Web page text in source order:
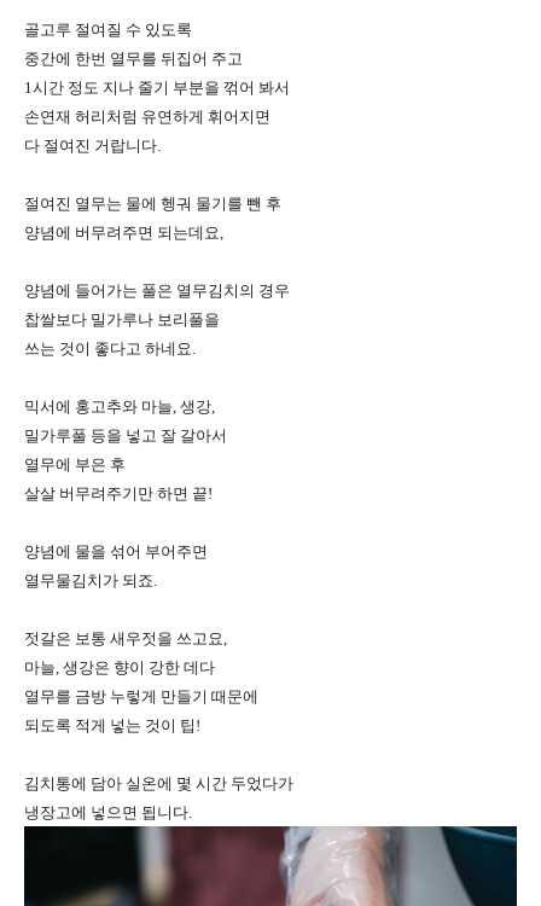
골고루 절여질 수 있도록
중간에 한번 열무를 뒤집어 주고
1시간 정도 지나 줄기 부분을 꺾어 봐서
손연재 허리처럼 유연하게 휘어지면
다 절여진 거랍니다.
절여진 열무는 물에 헹궈 물기를 뺀 후
양념에 버무려주면 되는데요,
양념에 들어가는 풀은 열무김치의 경우
찹쌀보다 밀가루나 보리풀을
쓰는 것이 좋다고 하네요.
믹서에 홍고추와 마늘, 생강,
밀가루풀 등을 넣고 잘 갈아서
열무에 부은 후
살살 버무려주기만 하면 끝!
양념에 물을 섞어 부어주면
열무물김치가 되죠.
젓갈은 보통 새우젓을 쓰고요,
마늘, 생강은 향이 강한 데다
열무를 금방 누렇게 만들기 때문에
되도록 적게 넣는 것이 팁!
김치통에 담아 실온에 몇 시간 두었다가
냉장고에 넣으면 됩니다.